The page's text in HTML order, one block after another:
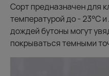
Сорт предназначен для
температурой до - 23°С
дождей бутоны могут
покрываться темными